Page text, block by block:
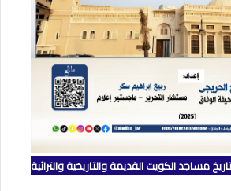
مساجد الكويت القديمة والتاريخية والتراثية